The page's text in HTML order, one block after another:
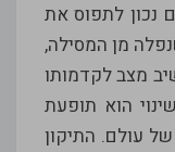
נכון לתפוס את
מן המסילה,
מצב לקדמותו
הוא תופעת
עולם. התיקון